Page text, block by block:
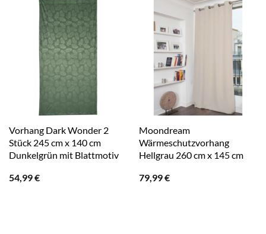
Vorhang Dark Wonder 2
Stück 245 cm x 140 cm
Dunkelgrün mit Blattmotiv
54,99€
Moondream
Wärmeschutzvorhang
Hellgrau 260 cm x 145 cm
79,99€